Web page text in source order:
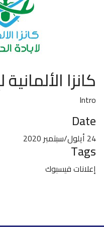
كانزا
Intro
Date
24 أيلول/سبتمبر 2020
Tags
إعلانات فيسبوك